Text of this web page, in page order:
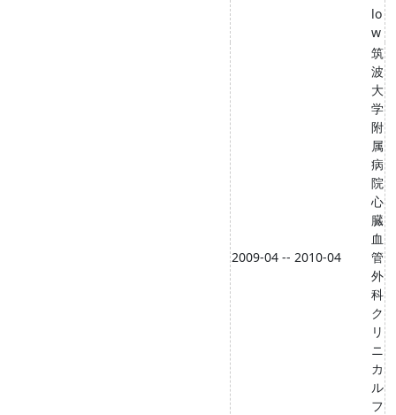
lo
w
2009-04 -- 2010-04
筑
波
大
学
附
属
病
院
心
臓
血
管
外
科
ク
リ
ニ
カ
ル
フ